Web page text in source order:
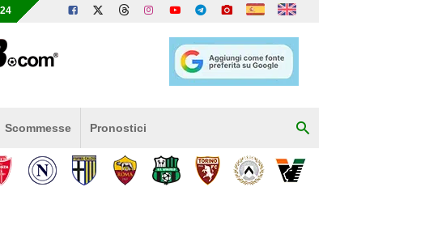
Scommesse Pronostici